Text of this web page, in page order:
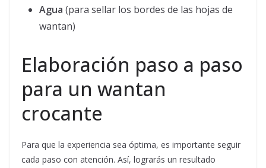
Agua (para sellar los bordes de las hojas de
wantan)
Elaboración paso a paso
para un wantan
crocante
Para que la experiencia sea óptima, es importante seguir
cada paso con atención. Así, lograrás un resultado